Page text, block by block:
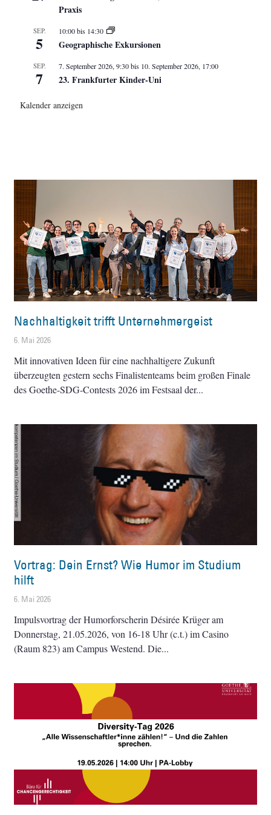
Praxis
SEP.
5
10:00bis 14:30
Geographische Exkursionen
SEP.
7
7. September 2026, 9:30bis 10. September 2026, 17:00
23. Frankfurter Kinder-Uni
Kalender anzeigen
Nachhaltigkeit trifft Unternehmergeist
6. Mai 2026
Mit innovativen Ideen für eine nachhaltigere Zukunft
überzeugten gestern sechs Finalistenteams beim großen Finale
des Goethe-SDG-Contests 2026 im Festsaal der
Vortrag: Dein Ernst? Wie Humor im Studium
hilft
6. Mai 2026
Impulsvortrag der Humorforscherin Désirée Krüger am
Donnerstag, 21.05.2026, von 16-18 Uhr (c.t.) im Casino
(Raum 823) am Campus Westend. Die